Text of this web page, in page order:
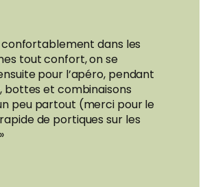
confortablement dans les
tout confort, on se
pour l’apéro, pendant
bottes et combinaisons
peu partout (merci pour le
de portiques sur les